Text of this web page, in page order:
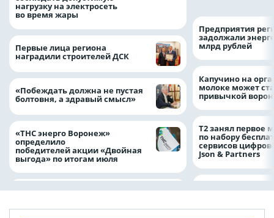
нагрузку на электросеть
во время жары
Первые лица региона
наградили строителей ДСК
«Побеждать должна не пустая
болтовня, а здравый смысл»
«ТНС энерго Воронеж»
определило
победителей акции «Двойная
выгода» по итогам июля
Предприятия
задолжали
млрд рублей
Капучино на
молоке может
привычкой
Т2 занял первое
по набору
сервисов
Json & Partners